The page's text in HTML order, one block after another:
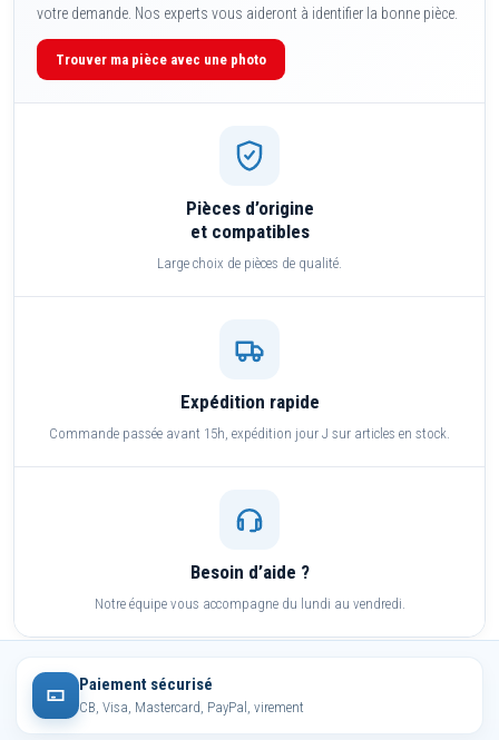
votre demande. Nos experts vous aideront à identifier la bonne pièce.
Trouver ma pièce avec une photo
Pièces d’origine
et compatibles
Large choix de pièces de qualité.
Expédition rapide
Commande passée avant 15h, expédition jour J sur articles en stock.
Besoin d’aide ?
Notre équipe vous accompagne du lundi au vendredi.
Paiement sécurisé
CB, Visa, Mastercard, PayPal, virement